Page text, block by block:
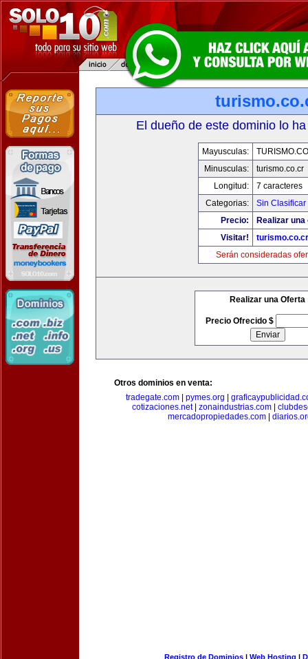
El dueño de este dominio lo
Mayusculas:
Minusculas:
turismo.co.cr
Longitud:
7 caracteres
Categorias:
Sin Clasificar
Precio:
Realizar
Visitar!
turismo.co.cr
Serán consideradas
Realizar una Oferta
Precio Ofrecido $
Otros dominios en venta:
tradegate.com
pymes.org
cotizaciones.net| zonaindustrias.com
mercadopropiedades.com|
Registro de Dominios| Web Hosting |